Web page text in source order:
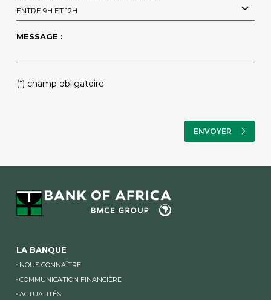
ENTRE 9H ET 12H
MESSAGE :
(*) champ obligatoire
LA BANQUE
NOUS CONNAÎTRE
COMMUNICATION FINANCIÈRE
ACTUALITÉS